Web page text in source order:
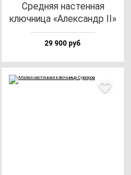
Сред­няя нас­тен­ная
ключ­ни­ца «Алек­сандр II»
29 900 руб